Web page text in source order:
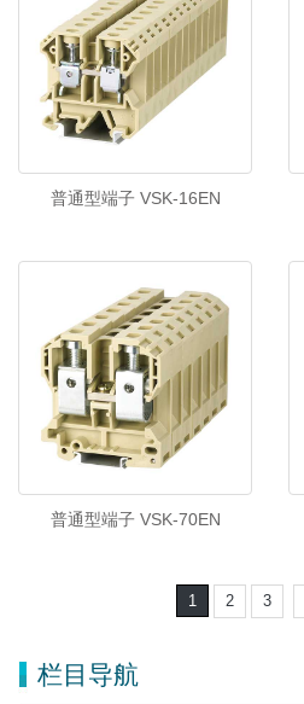
普通型端子 VSK-16EN
普通型端子 VSK-70EN
1 2 3
栏目导航